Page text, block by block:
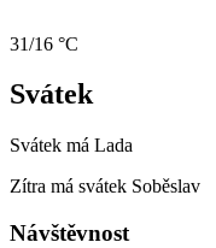
31/16 °C
Svátek
Svátek má Lada
Zítra má svátek Soběslav
Návštěvnost